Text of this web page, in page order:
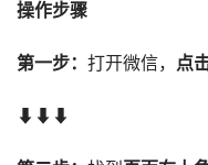
操作步骤
第一步： 打开微信， 点
⬇⬇⬇